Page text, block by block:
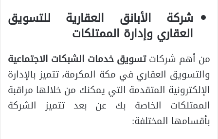
شركة الأبانق العقارية للتسويق
العقاري وإدارة الممتلكات
من أهم شركاتتسويق خدمات الشبكات الاجتماعية
والتسويق العقاري في مكة المكرمة، تتميز بالإدارة
الإلكترونية المتقدمة التي يمكنك من خلالها مراقبة
الممتلكات الخاصة بك عن بعد تتميز الشركة
بأقسامها المختلفة: